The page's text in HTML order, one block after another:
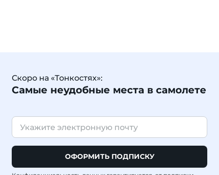
Скоро на «Тонкостях»:
Самые неудобные места в самолете
ОФОРМИТЬ ПОДПИСКУ